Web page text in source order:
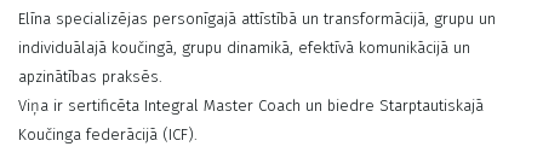
Elīna specializējas personīgajā attīstībā un transformācijā, grupu un
individuālajā koučingā, grupu dinamikā, efektīvā komunikācijā un
apzinātības praksēs.
Viņa ir sertificēta Integral Master Coach un biedre Starptautiskajā
Koučinga federācijā (ICF).